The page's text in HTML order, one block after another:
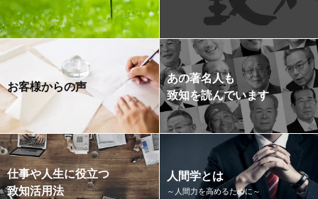
お客様からの声
あの著名人も
致知を読んでいます
仕事や人生に役立つ
致知活用法
人間学とは
～人間力を高めるために～